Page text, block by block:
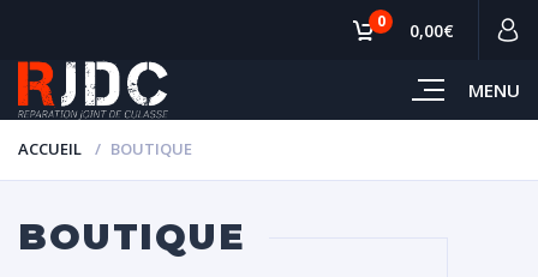
MENU
0 0,00€
ACCUEIL BOUTIQUE
BOUTIQUE